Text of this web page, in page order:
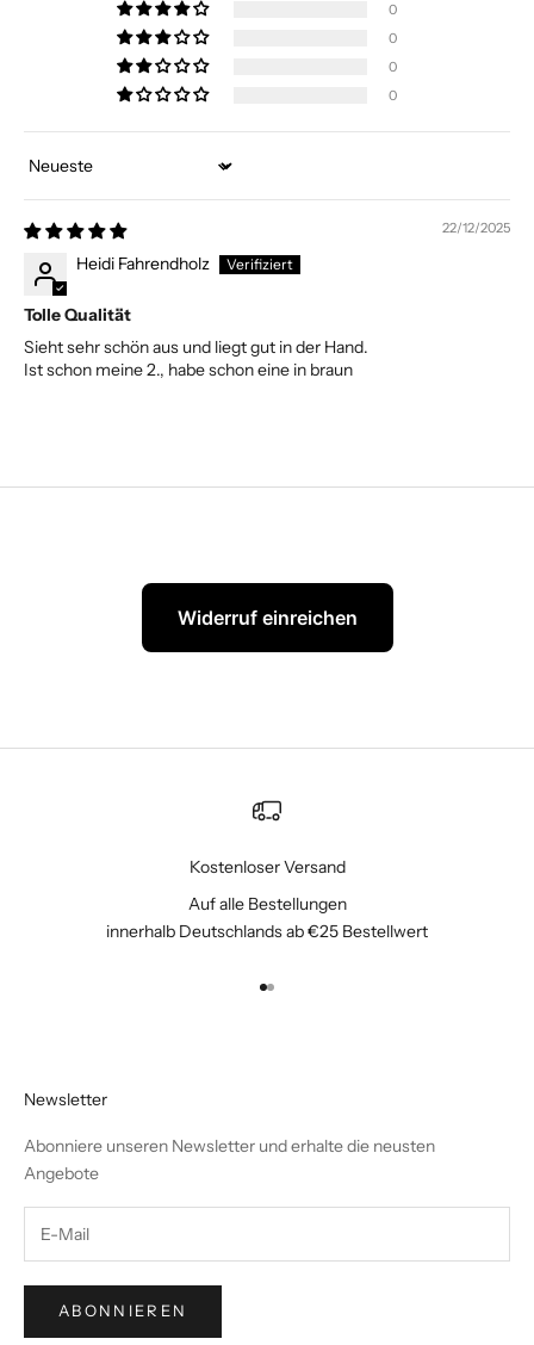
0
0
0
0
Sort by
22/12/2025
Heidi Fahrendholz
Tolle Qualität
Sieht sehr schön aus und liegt gut in der Hand.
Ist schon meine 2., habe schon eine in braun
Widerruf einreichen
Kostenloser Versand
Auf alle Bestellungen
innerhalb Deutschlands ab €25 Bestellwert
Gehe zu Element 1
Gehe zu Element 2
Newsletter
Abonniere unseren Newsletter und erhalte die neusten
Angebote
ABONNIEREN